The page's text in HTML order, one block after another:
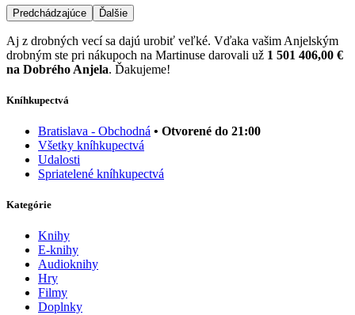
Predchádzajúce Ďalšie
Aj z drobných vecí sa dajú urobiť veľké. Vďaka vašim Anjelským
drobným ste pri nákupoch na Martinuse darovali už 1 501 406,00 €
na Dobrého Anjela. Ďakujeme!
Kníhkupectvá
Bratislava - Obchodná • Otvorené do 21:00
Všetky kníhkupectvá
Udalosti
Spriatelené kníhkupectvá
Kategórie
Knihy
E-knihy
Audioknihy
Hry
Filmy
Doplnky